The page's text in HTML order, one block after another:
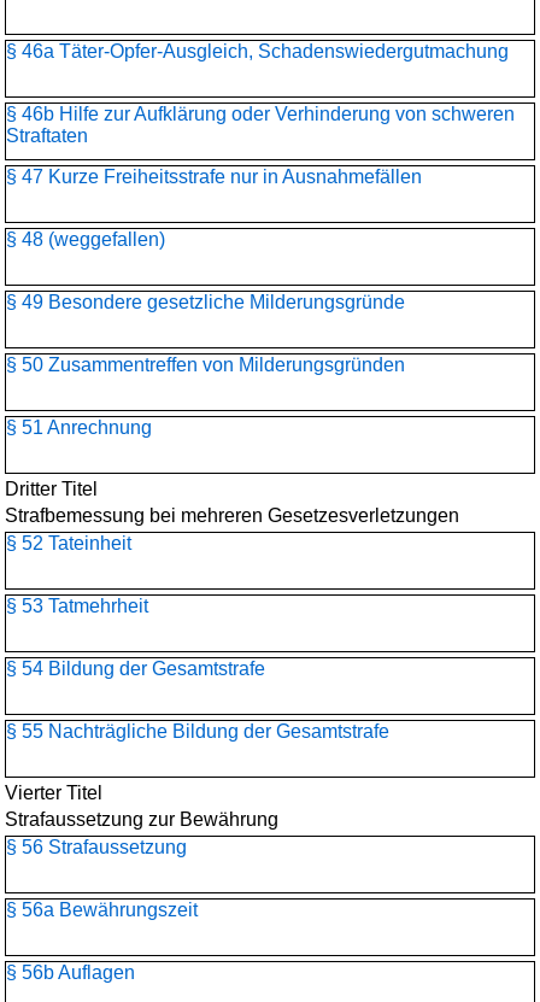
§ 46a Täter-Opfer-Ausgleich, Schadenswiedergutmachung
§ 46b Hilfe zur Aufklärung oder Verhinderung von schweren
Straftaten
§ 47 Kurze Freiheitsstrafe nur in Ausnahmefällen
§ 48 (weggefallen)
§ 49 Besondere gesetzliche Milderungsgründe
§ 50 Zusammentreffen von Milderungsgründen
§ 51 Anrechnung
Dritter Titel
Strafbemessung bei mehreren Gesetzesverletzungen
§ 52 Tateinheit
§ 53 Tatmehrheit
§ 54 Bildung der Gesamtstrafe
§ 55 Nachträgliche Bildung der Gesamtstrafe
Vierter Titel
Strafaussetzung zur Bewährung
§ 56 Strafaussetzung
§ 56a Bewährungszeit
§ 56b Auflagen